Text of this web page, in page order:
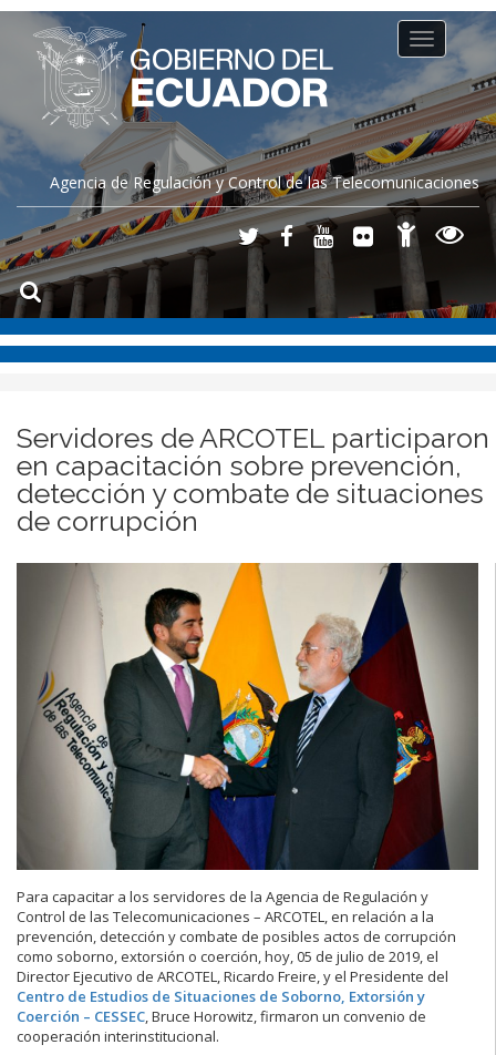
Agencia de Regulación y Control de las Telecomunicaciones
Toggle
navigation
Servidores de ARCOTEL participaron
en capacitación sobre prevención,
detección y combate de situaciones
de corrupción
Para capacitar a los servidores de la Agencia de Regulación y
Control de las Telecomunicaciones – ARCOTEL, en relación a la
prevención, detección y combate de posibles actos de corrupción
como soborno, extorsión o coerción, hoy, 05 de julio de 2019, el
Director Ejecutivo de ARCOTEL, Ricardo Freire, y el Presidente del
Centro de Estudios de Situaciones de Soborno, Extorsión y
Coerción – CESSEC, Bruce Horowitz, firmaron un convenio de
cooperación interinstitucional.